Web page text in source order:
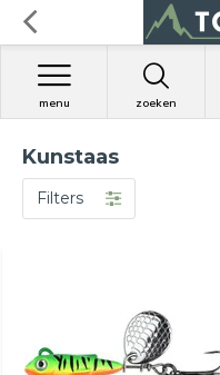
zoeken
menu
Kunstaas
Filters